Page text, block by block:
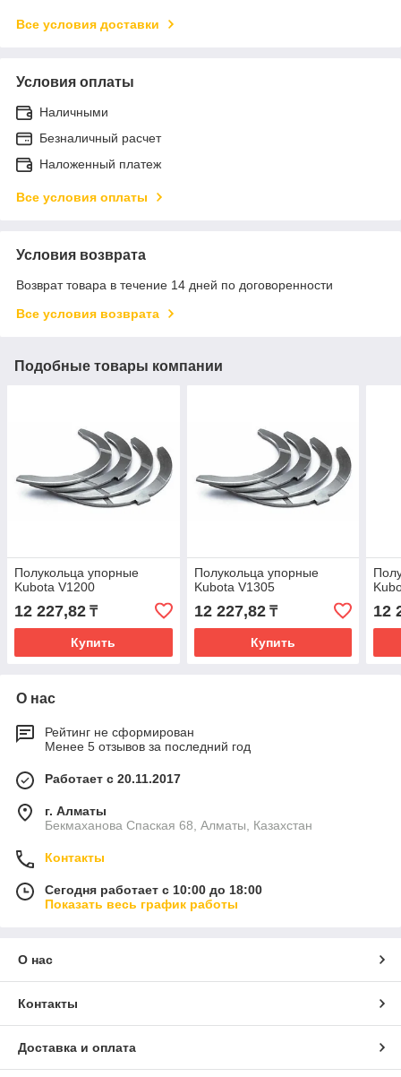
Все условия доставки
Условия оплаты
Наличными
Безналичный расчет
Наложенный платеж
Все условия оплаты
Условия возврата
Возврат товара в течение 14 дней по договоренности
Все условия возврата
Подобные товары компании
Полукольца упорные
Kubota V1200
12 227,82 ₸
Купить
Полукольца упорные
Kubota V1305
12 227,82₸
Купить
12
О нас
Рейтинг не сформирован
Менее 5 отзывов за последний год
Работает с 20.11.2017
г. Алматы
Бекмаханова Спаская 68, Алматы, Казахстан
Контакты
Сегодня работает с 10:00 до 18:00
Показать весь график работы
О нас
Контакты
Доставка и оплата